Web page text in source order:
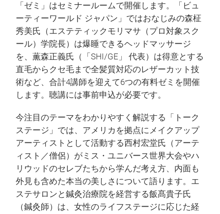
「ゼミ」はセミナールームで開催します。「ビュ
ーティーワールド ジャパン」ではおなじみの森柾
秀美氏（エステティックモリマサ（プロ対象スク
ール）学院長）は爆睡できるヘッドマッサージ
を、薫森正義氏（「SHI/GE」 代表）は得意とする
直毛からクセ毛まで全髪質対応のレザーカット技
術など、合計4講師を迎えて6つの有料ゼミを開催
します。聴講には事前申込が必要です。
今注目のテーマをわかりやすく解説する「トーク
ステージ」では、アメリカを拠点にメイクアップ
アーティストとして活動する西村宏堂氏（アーテ
ィスト／僧侶）がミス・ユニバース世界大会やハ
リウッドのセレブたちから学んだ考え方、内面も
外見も含めた本当の美しさについて語ります。エ
ステサロンと鍼灸治療院を経営する飯髙貴子氏
（鍼灸師）は、女性のライフステージに応じた経